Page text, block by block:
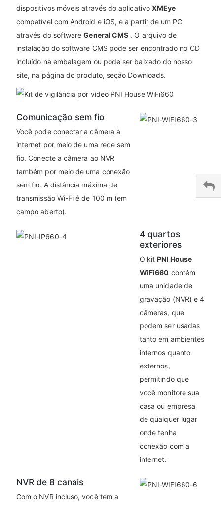
dispositivos móveis através do aplicativo XMEye
compatível com Android e iOS, e a partir de um PC
através do softwareGeneral CMS . O arquivo de
instalação do software CMS pode ser encontrado no CD
incluído na embalagem ou pode ser baixado do nosso
site, na página do produto, seção Downloads.
Comunicação sem fio
Você pode conectar a câmera à
internet por meio de uma rede sem
fio. Conecte a câmera ao NVR
também por meio de uma conexão
sem fio. A distância máxima de
transmissão Wi-Fi é de 100 m (em
campo aberto).
4 quartos
exteriores
O kitPNI House
WiFi660 contém
uma unidade de
gravação (NVR) e 4
câmeras, que
podem ser usadas
tanto em ambientes
internos quanto
externos,
permitindo que
você monitore sua
casa ou empresa
de qualquer lugar
onde tenha
conexão com a
internet.
NVR de 8 canais
Com o NVR incluso, você tem a